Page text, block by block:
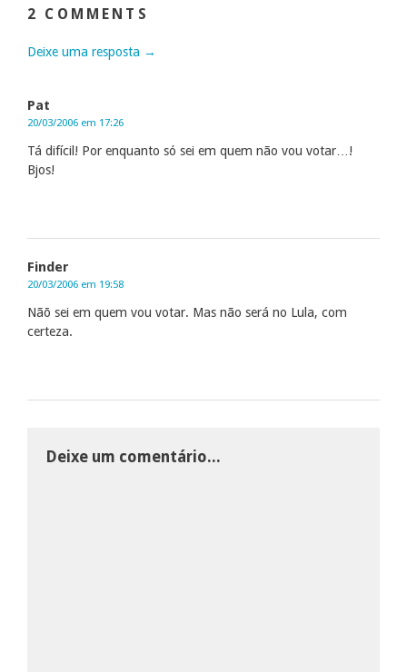
2 COMMENTS
Deixe uma resposta →
Pat
20/03/2006 em 17:26
Tá difícil! Por enquanto só sei em quem não vou votar…!
Bjos!
Finder
20/03/2006 em 19:58
Nãõ sei em quem vou votar. Mas não será no Lula, com
certeza.
Deixe um comentário...